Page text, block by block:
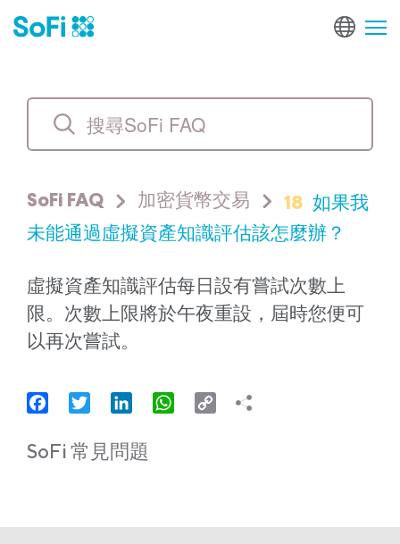
SoFi FAQ 加密貨幣交易 18 如果我
未能通過虛擬資產知識評估該怎麼辦？
虛擬資產知識評估每日設有嘗試次數上
限。次數上限將於午夜重設，屆時您便可
以再次嘗試。
FacebookTwitter LinkedInWhatsApp
Copy
SoFi 常見問題